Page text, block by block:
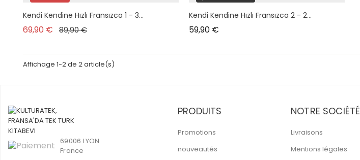
Kendi Kendine Hızlı Fransızca 1 - 3...
69,90 € Prix de base
89,90 €Prix
Kendi Kendine Hızlı Fransızca 2 - 2...
59,90 €
Affichage 1-2 de 2 article(s)
69006 LYON
France
PRODUITS
Promotions
nouveautés
NOTRE SOCIÉTÉ
Livraisons
Mentions légales